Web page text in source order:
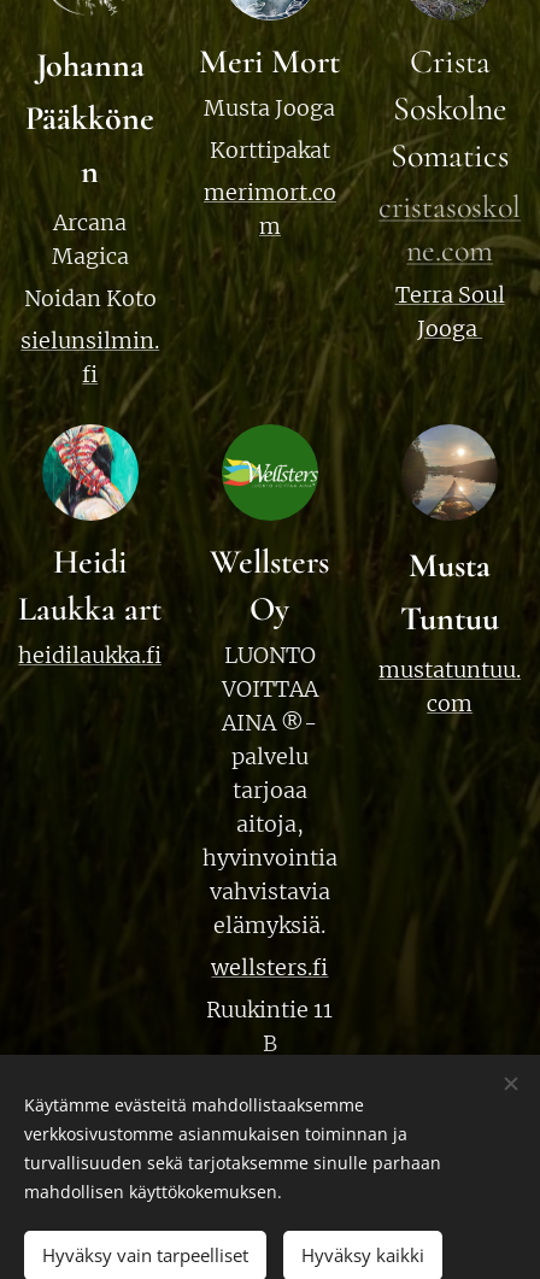
Johanna
Pääkköne
n
Arcana
Magica
Noidan Koto
sielunsilmin.
fi
Meri Mort
Musta Jooga
Korttipakat
merimort.co
m
Crista
Soskolne
Somatics
cristasoskol
ne.com
Terra Soul
Jooga
Heidi
Laukka art
heidilaukka.fi
Wellsters
Oy
LUONTO
VOITTAA
AINA ®-
palvelu
tarjoaa
aitoja,
hyvinvointia
vahvistavia
elämyksiä.
wellsters.fi
Ruukintie 11
B
ä
Musta
Tuntuu
mustatuntuu.
com
© 2025 Malviina. Kaikki oikeudet pidätetään.
Evästeet
Käytämme evästeitä mahdollistaaksemme
verkkosivustomme asianmukaisen toiminnan ja
turvallisuuden sekä tarjotaksemme sinulle parhaan
mahdollisen käyttökokemuksen.
Hyväksy vain tarpeelliset Hyväksy kaikki